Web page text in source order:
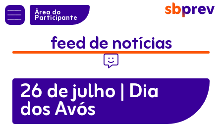
Área do
Participante
feed de notícias

26 de julho | Dia
dos Avós